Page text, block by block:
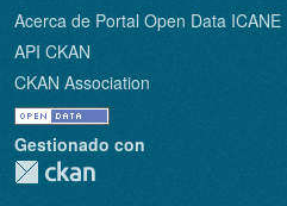
Acerca de Portal Open Data ICANE
API CKAN
CKAN Association
Gestionado con